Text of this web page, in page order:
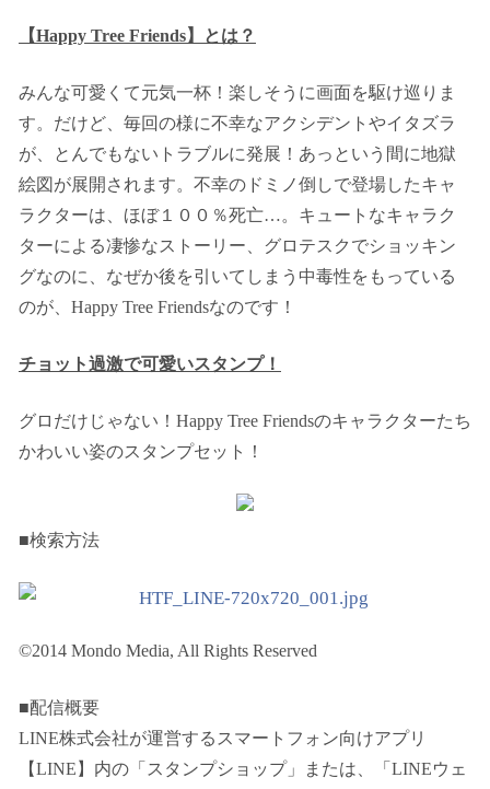
【Happy Tree Friends】とは？
みんな可愛くて元気一杯！楽しそうに画面を駆け巡りま
す。だけど、毎回の様に不幸なアクシデントやイタズラ
が、とんでもないトラブルに発展！あっという間に地獄
絵図が展開されます。不幸のドミノ倒しで登場したキャ
ラクターは、ほぼ１００％死亡…。キュートなキャラク
ターによる凄惨なストーリー、グロテスクでショッキン
グなのに、なぜか後を引いてしまう中毒性をもっている
のが、Happy Tree Friendsなのです！
チョット過激で可愛いスタンプ！
グロだけじゃない！Happy Tree Friendsのキャラクターたち
かわいい姿のスタンプセット！
■検索方法
©2014 Mondo Media, All Rights Reserved
■配信概要
LINE株式会社が運営するスマートフォン向けアプリ
【LINE】内の「スタンプショップ」または、「LINEウェ